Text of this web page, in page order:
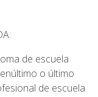
de escuela
o último
de escuela